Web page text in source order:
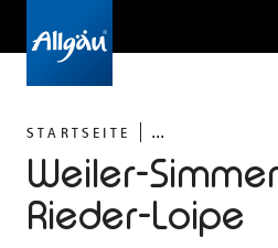
STARTSEITE ...
Weiler-
Rieder-Loipe